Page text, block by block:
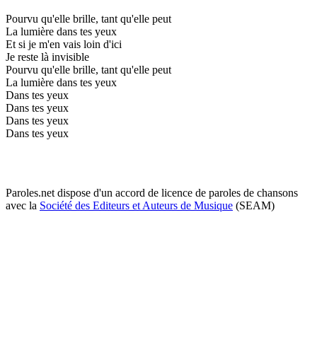
Pourvu qu'elle brille, tant qu'elle peut
La lumière dans tes yeux
Et si je m'en vais loin d'ici
Je reste là invisible
Pourvu qu'elle brille, tant qu'elle peut
La lumière dans tes yeux
Dans tes yeux
Dans tes yeux
Dans tes yeux
Dans tes yeux
Paroles.net dispose d'un accord de licence de paroles de chansons
avec la Société des Editeurs et Auteurs de Musique (SEAM)